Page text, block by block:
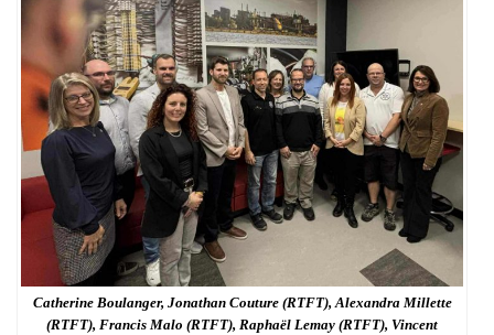
Catherine Boulanger, Jonathan Couture (RTFT), Alexandra Millette
(RTFT), Francis Malo (RTFT), Raphaël Lemay (RTFT), Vincent